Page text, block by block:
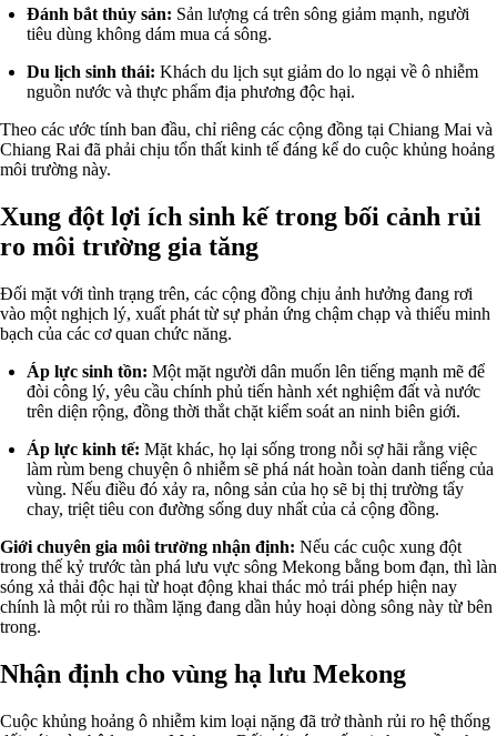
Đánh bắt thủy sản: Sản lượng cá trên sông giảm mạnh, người
tiêu dùng không dám mua cá sông.
Du lịch sinh thái: Khách du lịch sụt giảm do lo ngại về ô nhiễm
nguồn nước và thực phẩm địa phương độc hại.
Theo các ước tính ban đầu, chỉ riêng các cộng đồng tại Chiang Mai và
Chiang Rai đã phải chịu tổn thất kinh tế đáng kể do cuộc khủng hoảng
môi trường này.
Xung đột lợi ích sinh kế trong bối cảnh rủi
ro môi trường gia tăng
Đối mặt với tình trạng trên, các cộng đồng chịu ảnh hưởng đang rơi
vào một nghịch lý, xuất phát từ sự phản ứng chậm chạp và thiếu minh
bạch của các cơ quan chức năng.
Áp lực sinh tồn: Một mặt người dân muốn lên tiếng mạnh mẽ để
đòi công lý, yêu cầu chính phủ tiến hành xét nghiệm đất và nước
trên diện rộng, đồng thời thắt chặt kiểm soát an ninh biên giới.
Áp lực kinh tế: Mặt khác, họ lại sống trong nỗi sợ hãi rằng việc
làm rùm beng chuyện ô nhiễm sẽ phá nát hoàn toàn danh tiếng của
vùng. Nếu điều đó xảy ra, nông sản của họ sẽ bị thị trường tẩy
chay, triệt tiêu con đường sống duy nhất của cả cộng đồng.
Giới chuyên gia môi trường nhận định: Nếu các cuộc xung đột
trong thế kỷ trước tàn phá lưu vực sông Mekong bằng bom đạn, thì làn
sóng xả thải độc hại từ hoạt động khai thác mỏ trái phép hiện nay
chính là một rủi ro thầm lặng đang dần hủy hoại dòng sông này từ bên
trong.
Nhận định cho vùng hạ lưu Mekong
Cuộc khủng hoảng ô nhiễm kim loại nặng đã trở thành rủi ro hệ thống